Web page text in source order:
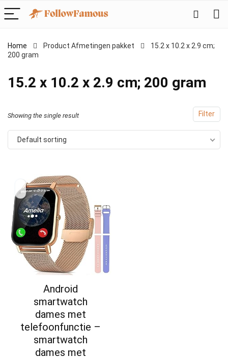
Home Product Afmetingen pakket
‎15.2 x 10.2 x 2.9 cm;
200 gram
‎15.2 x 10.2 x 2.9 cm; 200 gram
Filter
Showing the single result
Default sorting
Android
smartwatch
dames met
telefoonfunctie –
smartwatch
dames met